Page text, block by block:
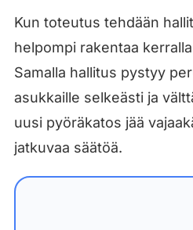
Kun toteutus tehdään
helpompi rakentaa
Samalla hallitus pystyy
asukkaille selkeästi ja
uusi pyöräkatos jää
jatkuvaa säätöä.